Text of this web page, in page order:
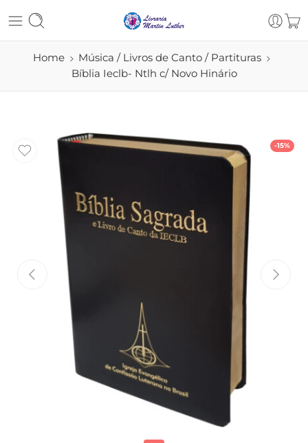
Home
Música / Livros de Canto / Partituras
Bíblia Ieclb- Ntlh c/ Novo Hinário
-15%